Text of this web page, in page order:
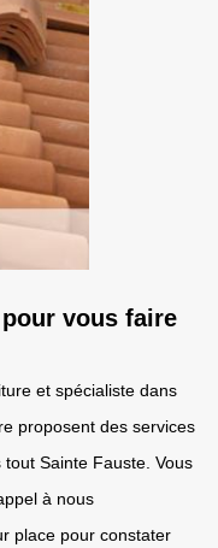
vous faire
et spécialiste dans
proposent des services
Sainte Fauste. Vous
à nous
place pour constater